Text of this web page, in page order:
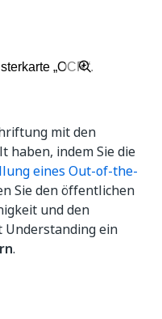
mit den
haben, indem Sie die
eines Out-of-the-
Sie den öffentlichen
und den
Understanding ein
.